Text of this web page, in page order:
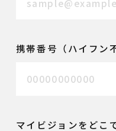
携帯番号（ハイフン
マイビジョンをどこ